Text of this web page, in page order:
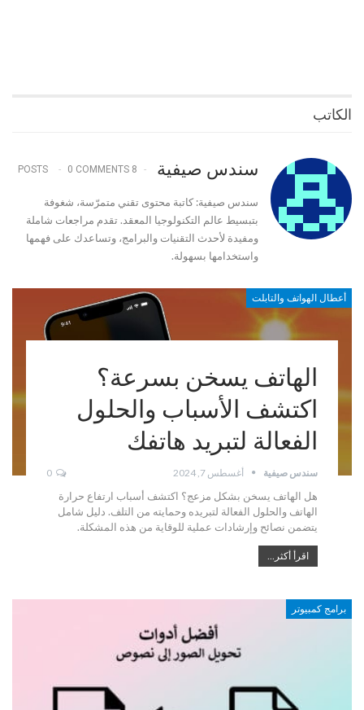
الكاتب
سندس صيفية 8 POSTS
0 COMMENTS
سندس صيفية: كاتبة محتوى تقني متمرّسة، شغوفة
بتبسيط عالم التكنولوجيا المعقد. تقدم مراجعات شاملة
ومفيدة لأحدث التقنيات والبرامج، وتساعدك على فهمها
واستخدامها بسهولة.
أعطال الهواتف والتابلت
الهاتف يسخن بسرعة؟
اكتشف الأسباب والحلول
الفعالة لتبريد هاتفك
سندس صيفية أغسطس 7, 2024 0
هل الهاتف يسخن بشكل مزعج؟ اكتشف أسباب ارتفاع حرارة
الهاتف والحلول الفعالة لتبريده وحمايته من التلف. دليل شامل
يتضمن نصائح وإرشادات عملية للوقاية من هذه المشكلة.
اقرأ أكثر...
برامج كمبيوتر